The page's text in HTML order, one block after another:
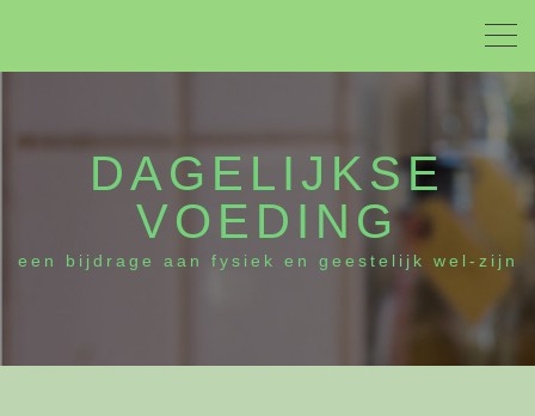
DAGELIJKSE
VOEDING
een bijdrage aan fysiek en geestelijk wel-zijn